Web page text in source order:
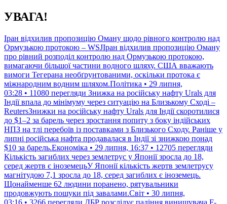
Перейти
до
УВАГА!
Іран відхилив пропозицію Оману щодо рівного контролю над
Ормузькою протокою – WSJІран відхилив пропозицію Оману
про рівний розподіл контролю над Ормузькою протокою,
вимагаючи більшої частини водного шляху. США вважають
вимоги Тегерана необґрунтованими, оскільки протока є
міжнародним водним шляхом.Політика • 29 липня,
03:28 • 11080 перегляди Знижка на російську нафту Urals для
Індії впала до мінімуму через ситуацію на Близькому Сході –
ReutersЗнижки на російську нафту Urals для Індії скоротилися
до $1–2 за барель через зростання попиту з боку індійських
НПЗ на тлі перебоїв із поставками з Близького Сходу. Раніше у
липні російська нафта продавалася в Індії зі знижкою понад
$10 за барель.Економіка • 29 липня, 16:37 • 12705 перегляди
Кількість загиблих через землетрус у Японії зросла до 18,
серед жертв є іноземецьУ Японії кількість жертв землетрусу
магнітудою 7,1 зросла до 18, серед загиблих є іноземець.
Щонайменше 62 людини поранено, рятувальники
продовжують пошуки під завалами.Світ • 30 липня,
03:16 • 3266 перегляди ДБР розслідує падіння винищувача F-